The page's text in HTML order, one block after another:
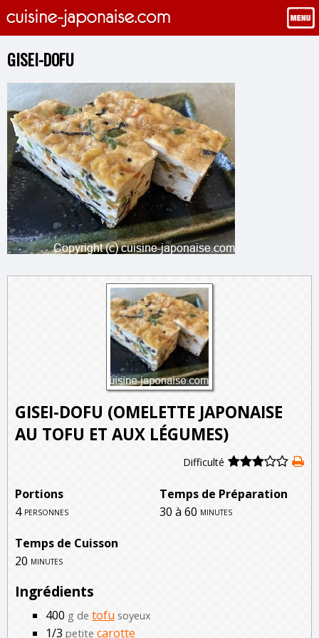
GISEI-DOFU
GISEI-DOFU (OMELETTE JAPONAISE
AU TOFU ET AUX LÉGUMES)
Difficulté
Portions
Temps de Préparation
4 personnes 30 à 60 minutes
Temps de Cuisson
20 minutes
Ingrédients
400 g de tofu soyeux
1/3 petite carotte